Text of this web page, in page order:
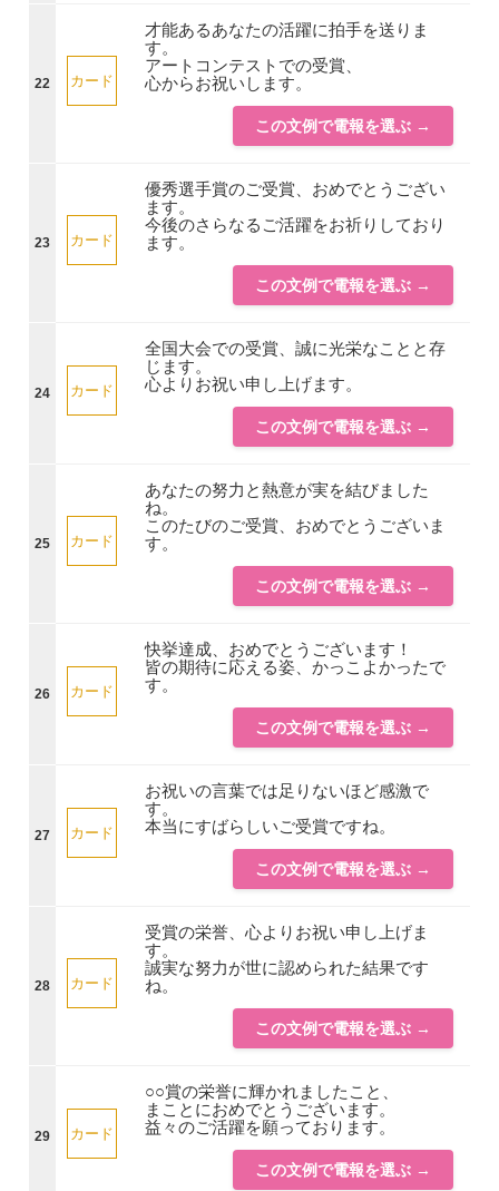
22 カード
才能あるあなたの活躍に拍手を送りま
す。
アートコンテストでの受賞、
心からお祝いします。
この文例で電報を選ぶ →
23 カード
優秀選手賞のご受賞、おめでとうござい
ます。
今後のさらなるご活躍をお祈りしており
ます。
この文例で電報を選ぶ →
24 カード
全国大会での受賞、誠に光栄なことと存
じます。
心よりお祝い申し上げます。
この文例で電報を選ぶ →
25 カード
あなたの努力と熱意が実を結びました
ね。
このたびのご受賞、おめでとうございま
す。
この文例で電報を選ぶ →
26 カード
快挙達成、おめでとうございます！
皆の期待に応える姿、かっこよかったで
す。
この文例で電報を選ぶ →
27 カード
お祝いの言葉では足りないほど感激で
す。
本当にすばらしいご受賞ですね。
この文例で電報を選ぶ →
28 カード
受賞の栄誉、心よりお祝い申し上げま
す。
誠実な努力が世に認められた結果です
ね。
この文例で電報を選ぶ →
29 カード
○○賞の栄誉に輝かれましたこと、
まことにおめでとうございます。
益々のご活躍を願っております。
この文例で電報を選ぶ →